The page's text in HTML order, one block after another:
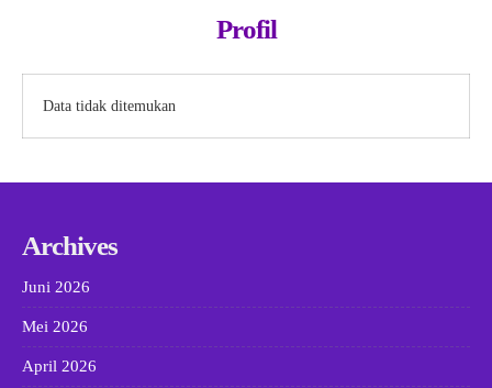
Profil
Data tidak ditemukan
Archives
Juni 2026
Mei 2026
April 2026